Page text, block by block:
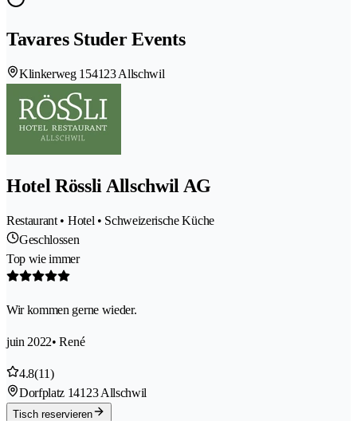
Tavares Studer Events
Klinkerweg 154123 Allschwil
Hotel Rössli Allschwil AG
Restaurant • Hotel • Schweizerische Küche
Geschlossen
Top wie immer
Wir kommen gerne wieder.
juin 2022• René
4.8(11)
Dorfplatz 14123 Allschwil
Tisch reservieren